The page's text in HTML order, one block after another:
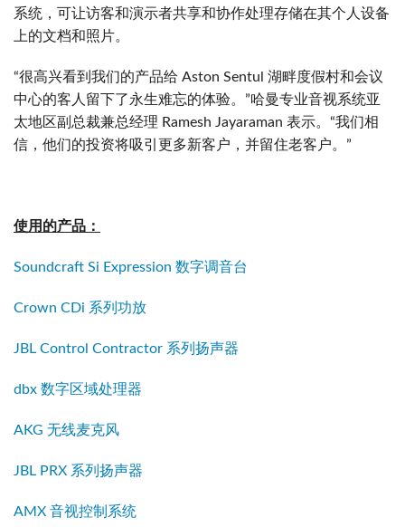
系统，可让访客和演示者共享和协作处理存储在其个人设备
上的文档和照片。
“很高兴看到我们的产品给 Aston Sentul 湖畔度假村和会议
中心的客人留下了永生难忘的体验。”哈曼专业音视系统亚
太地区副总裁兼总经理 Ramesh Jayaraman 表示。“我们相
信，他们的投资将吸引更多新客户，并留住老客户。”
使用的产品：
Soundcraft Si Expression 数字调音台
Crown CDi 系列功放
JBL Control Contractor 系列扬声器
dbx 数字区域处理器
AKG 无线麦克风
JBL PRX 系列扬声器
AMX 音视控制系统